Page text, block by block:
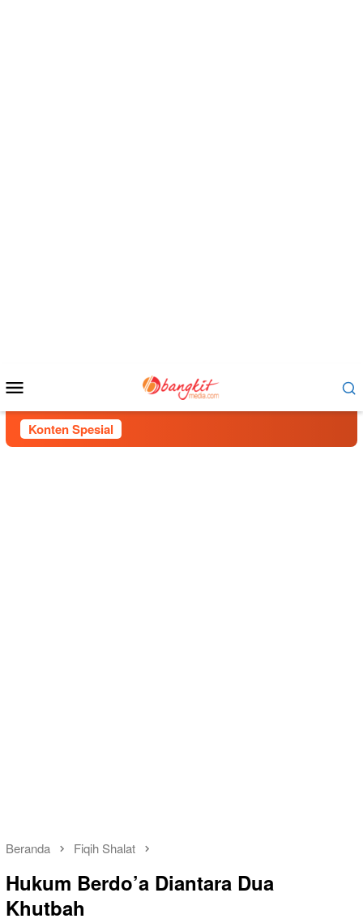
Mobile
Konten Spesial
Beranda Fiqih Shalat
Hukum Berdo’a Diantara Dua
Khutbah